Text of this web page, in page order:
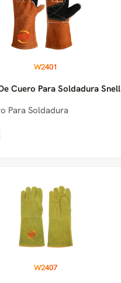
W2401
Cuero Para Soldadura Snell
Para Soldadura
W2407